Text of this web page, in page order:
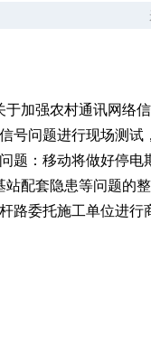
于加强农村通讯网络
号问题进行现场测试
题：移动将做好停
站配套隐患等问题的
路委托施工单位进行